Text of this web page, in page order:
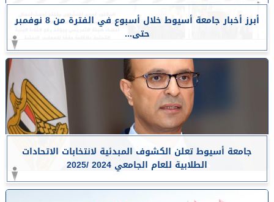
أبرز أخبار جامعة أسيوط خلال أسبوع في الفترة من 8 نوفمبر
حتى...
جامعة أسيوط تعلن الكشوف المبدئية لانتخابات الاتحادات
الطلابية للعام الجامعي 2024 /2025